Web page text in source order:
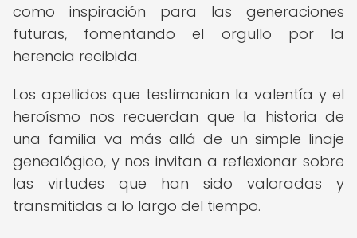
como inspiración para las generaciones
futuras, fomentando el orgullo por la
herencia recibida.
Los apellidos que testimonian la valentía y el
heroísmo nos recuerdan que la historia de
una familia va más allá de un simple linaje
genealógico, y nos invitan a reflexionar sobre
las virtudes que han sido valoradas y
transmitidas a lo largo del tiempo.